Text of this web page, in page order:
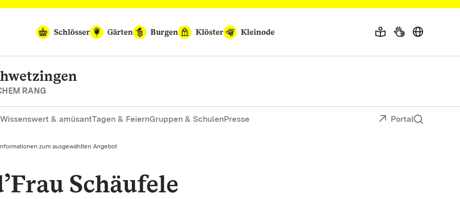
Schlösser
Gärten Burgen Klöster Kleinode
RANG
Wissenswert & amüsantTagen & FeiernGruppen & SchulenPresse Portal
zum ausgewählten Angebot
Schäufele